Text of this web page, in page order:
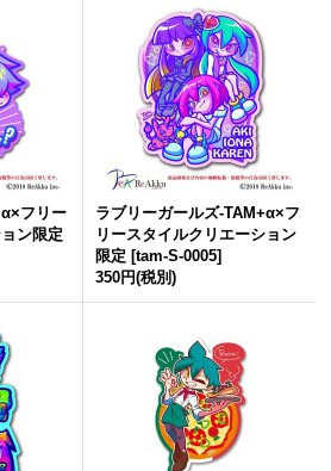
フリー
ン限定
ラブリーガールズ-TAM+α×フ
リースタイルクリエーション
限定 [tam-S-0005]
350円(税別)